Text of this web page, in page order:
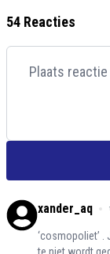
54 Reacties
xander_aq
‘cosmopoliet’ .